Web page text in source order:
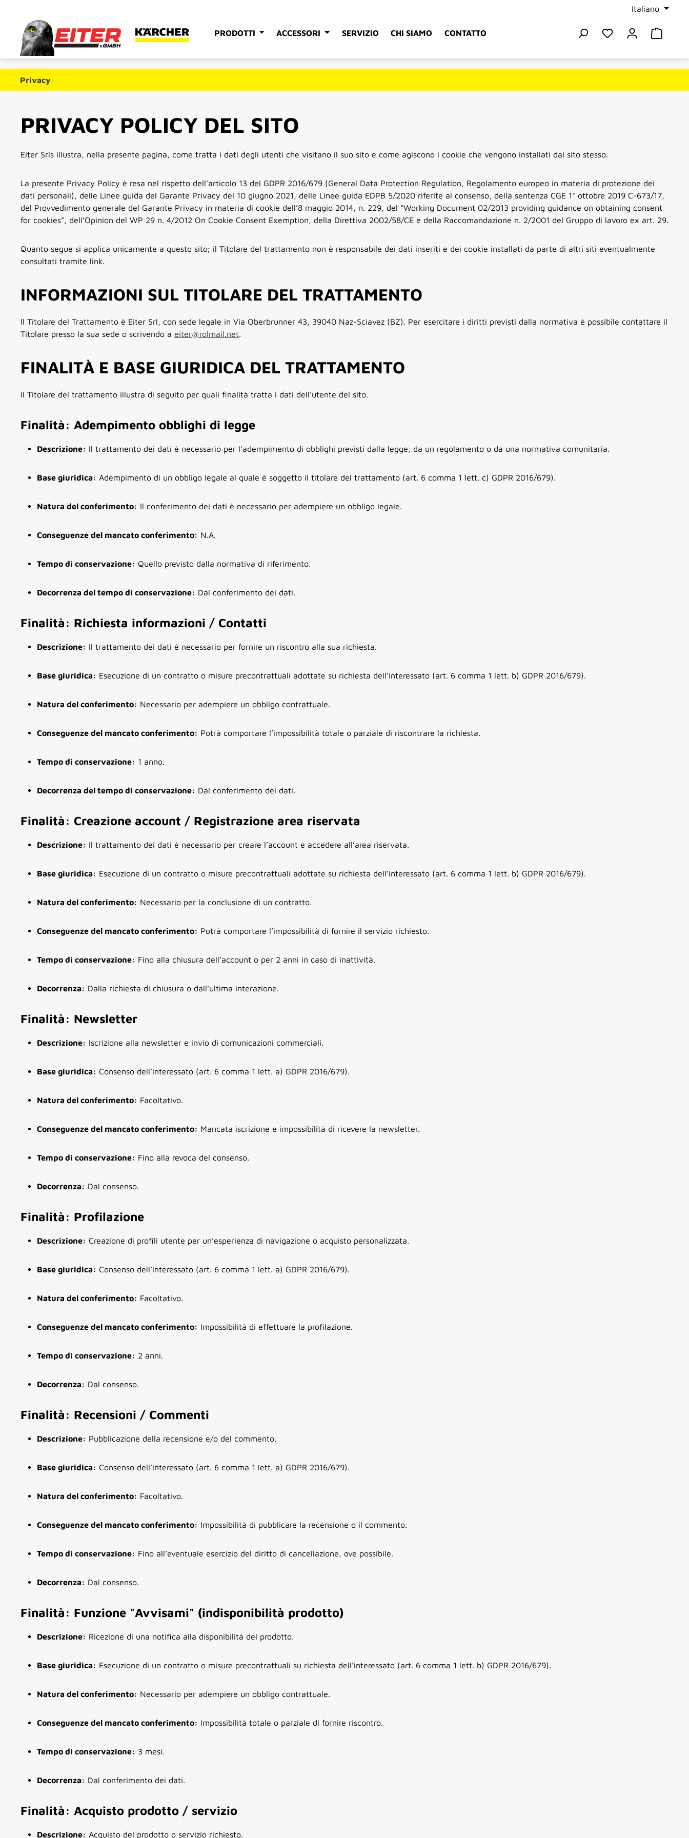
Italiano
PRODOTTI ACCESSORI SERVIZIO CHI SIAMO CONTATTO Hai 0 articoli nella
Il
Privacy
PRIVACY POLICY DEL SITO
Eiter Srls illustra, nella presente pagina, come tratta i dati degli utenti che visitano il suo sito e come agiscono i cookie che vengono installati dal sito stesso.
La presente Privacy Policy è resa nel rispetto dell’articolo 13 del GDPR 2016/679 (General Data Protection Regulation, Regolamento europeo in materia di protezione dei
dati personali), delle Linee guida del Garante Privacy del 10 giugno 2021, delle Linee guida EDPB 5/2020 riferite al consenso, della sentenza CGE 1° ottobre 2019 C-673/17,
del Provvedimento generale del Garante Privacy in materia di cookie dell’8 maggio 2014, n. 229, del “Working Document 02/2013 providing guidance on obtaining consent
for cookies”, dell’Opinion del WP 29 n. 4/2012 On Cookie Consent Exemption, della Direttiva 2002/58/CE e della Raccomandazione n. 2/2001 del Gruppo di lavoro ex art. 29.
Quanto segue si applica unicamente a questo sito; il Titolare del trattamento non è responsabile dei dati inseriti e dei cookie installati da parte di altri siti eventualmente
consultati tramite link.
INFORMAZIONI SUL TITOLARE DEL TRATTAMENTO
Il Titolare del Trattamento è Eiter Srl, con sede legale in Via Oberbrunner 43, 39040 Naz-Sciavez (BZ). Per esercitare i diritti previsti dalla normativa è possibile contattare il
Titolare presso la sua sede o scrivendo a eiter@rolmail.net.
FINALITÀ E BASE GIURIDICA DEL TRATTAMENTO
Il Titolare del trattamento illustra di seguito per quali finalità tratta i dati dell’utente del sito.
Finalità: Adempimento obblighi di legge
Descrizione: Il trattamento dei dati è necessario per l'adempimento di obblighi previsti dalla legge, da un regolamento o da una normativa comunitaria.
Base giuridica: Adempimento di un obbligo legale al quale è soggetto il titolare del trattamento (art. 6 comma 1 lett. c) GDPR 2016/679).
Natura del conferimento: Il conferimento dei dati è necessario per adempiere un obbligo legale.
Conseguenze del mancato conferimento: N.A.
Tempo di conservazione: Quello previsto dalla normativa di riferimento.
Decorrenza del tempo di conservazione: Dal conferimento dei dati.
Finalità: Richiesta informazioni / Contatti
Descrizione: Il trattamento dei dati è necessario per fornire un riscontro alla sua richiesta.
Base giuridica: Esecuzione di un contratto o misure precontrattuali adottate su richiesta dell’interessato (art. 6 comma 1 lett. b) GDPR 2016/679).
Natura del conferimento: Necessario per adempiere un obbligo contrattuale.
Conseguenze del mancato conferimento: Potrà comportare l’impossibilità totale o parziale di riscontrare la richiesta.
Tempo di conservazione: 1 anno.
Decorrenza del tempo di conservazione: Dal conferimento dei dati.
Finalità: Creazione account / Registrazione area riservata
Descrizione: Il trattamento dei dati è necessario per creare l’account e accedere all’area riservata.
Base giuridica: Esecuzione di un contratto o misure precontrattuali adottate su richiesta dell’interessato (art. 6 comma 1 lett. b) GDPR 2016/679).
Natura del conferimento: Necessario per la conclusione di un contratto.
Conseguenze del mancato conferimento: Potrà comportare l’impossibilità di fornire il servizio richiesto.
Tempo di conservazione: Fino alla chiusura dell’account o per 2 anni in caso di inattività.
Decorrenza: Dalla richiesta di chiusura o dall’ultima interazione.
Finalità: Newsletter
Descrizione: Iscrizione alla newsletter e invio di comunicazioni commerciali.
Base giuridica: Consenso dell’interessato (art. 6 comma 1 lett. a) GDPR 2016/679).
Natura del conferimento: Facoltativo.
Conseguenze del mancato conferimento: Mancata iscrizione e impossibilità di ricevere la newsletter.
Tempo di conservazione: Fino alla revoca del consenso.
Decorrenza: Dal consenso.
Finalità: Profilazione
Descrizione: Creazione di profili utente per un’esperienza di navigazione o acquisto personalizzata.
Base giuridica: Consenso dell’interessato (art. 6 comma 1 lett. a) GDPR 2016/679).
Natura del conferimento: Facoltativo.
Conseguenze del mancato conferimento: Impossibilità di effettuare la profilazione.
Tempo di conservazione: 2 anni.
Decorrenza: Dal consenso.
Finalità: Recensioni / Commenti
Descrizione: Pubblicazione della recensione e/o del commento.
Base giuridica: Consenso dell’interessato (art. 6 comma 1 lett. a) GDPR 2016/679).
Natura del conferimento: Facoltativo.
Conseguenze del mancato conferimento: Impossibilità di pubblicare la recensione o il commento.
Tempo di conservazione: Fino all’eventuale esercizio del diritto di cancellazione, ove possibile.
Decorrenza: Dal consenso.
Finalità: Funzione "Avvisami" (indisponibilità prodotto)
Descrizione: Ricezione di una notifica alla disponibilità del prodotto.
Base giuridica: Esecuzione di un contratto o misure precontrattuali su richiesta dell’interessato (art. 6 comma 1 lett. b) GDPR 2016/679).
Natura del conferimento: Necessario per adempiere un obbligo contrattuale.
Conseguenze del mancato conferimento: Impossibilità totale o parziale di fornire riscontro.
Tempo di conservazione: 3 mesi.
Decorrenza: Dal conferimento dei dati.
Finalità: Acquisto prodotto / servizio
Descrizione: Acquisto del prodotto o servizio richiesto.